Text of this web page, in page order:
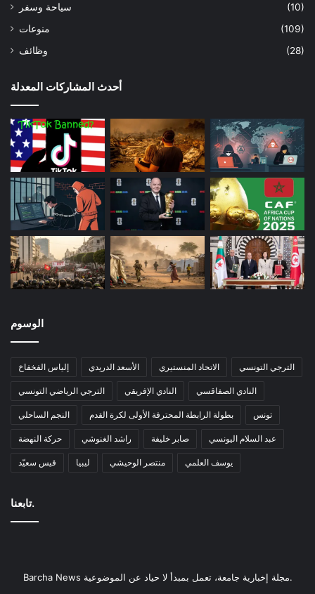
سياحة وسفر
(10)
منوعات
(109)
وظائف
(28)
أحدث المشاركات المعدلة
الوسوم
إلياس الفخفاخ الأسعد الدريدي الاتحاد المنستيري الترجي التونسي
الترجي الرياضي التونسي النادي الإفريقي النادي الصفاقسي
النجم الساحلي بطولة الرابطة المحترفة الأولى لكرة القدم تونس
حركة النهضة راشد الغنوشي صابر خليفة عبد السلام اليونسي
قيس سعيّد ليبيا منتصر الوحيشي يوسف العلمي
تابعنا.
Barcha News مجلة إخبارية جامعة، تعمل بمبدأ لا حياد عن الموضوعية.